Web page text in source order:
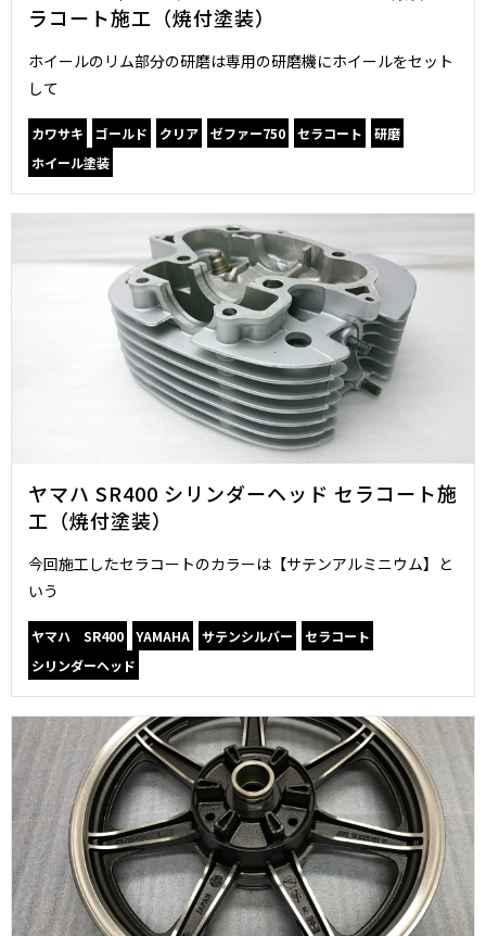
ラコート施工（焼付塗装）
ホイールのリム部分の研磨は専用の研磨機にホイールをセット
して
カワサキ ゴールド クリア ゼファー750 セラコート
研磨
ホイール塗装
ヤマハ SR400 シリンダーヘッド セラコート施
工（焼付塗装）
今回施工したセラコートのカラーは【サテンアルミニウム】と
いう
ヤマハ SR400 YAMAHA サテンシルバー
セラコート
シリンダーヘッド